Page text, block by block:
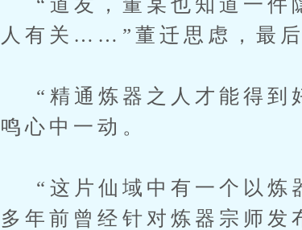
人有关……”董迁思虑，最后
“精通炼器之人才能得到
鸣心中一动。
“这片仙域中有一个以炼
多年前曾经针对炼器宗师